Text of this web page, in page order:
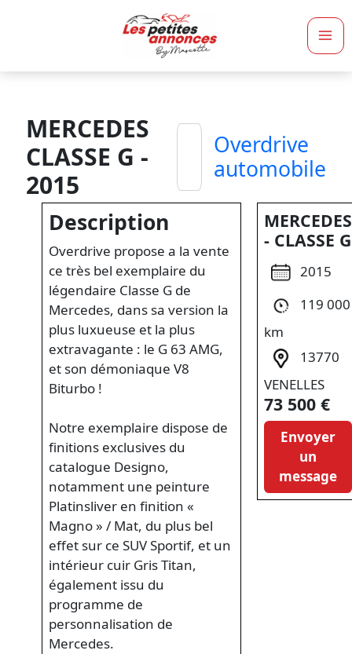
MERCEDES
CLASSE G -
2015
Overdrive
automobile
Description
Overdrive propose a la vente
ce très bel exemplaire du
légendaire Classe G de
Mercedes, dans sa version la
plus luxueuse et la plus
extravagante : le G 63 AMG,
et son démoniaque V8
Biturbo !
Notre exemplaire dispose de
finitions exclusives du
catalogue Designo,
notamment une peinture
Platinsliver en finition «
Magno » / Mat, du plus bel
effet sur ce SUV Sportif, et un
intérieur cuir Gris Titan,
également issu du
programme de
personnalisation de
Mercedes.
MERCEDES
- CLASSE G
2015
119 000
km
13770
VENELLES
73 500 €
Envoyer
un
message